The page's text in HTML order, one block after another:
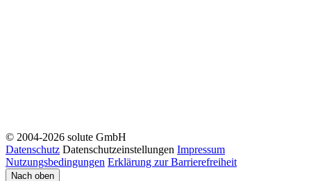
© 2004-2026 solute GmbH
Datenschutz Datenschutzeinstellungen Impressum
Nutzungsbedingungen Erklärung zur Barrierefreiheit
Nach oben